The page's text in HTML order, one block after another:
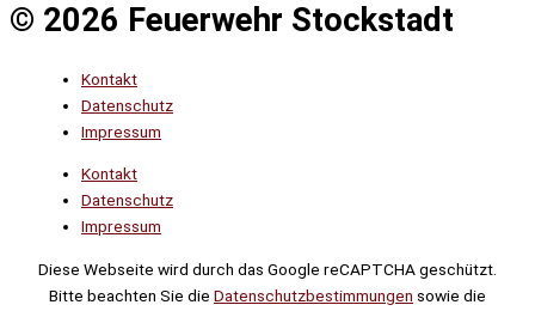
© 2026 Feuerwehr Stockstadt
Kontakt
Datenschutz
Impressum
Kontakt
Datenschutz
Impressum
Diese Webseite wird durch das Google reCAPTCHA geschützt.
Bitte beachten Sie die Datenschutzbestimmungen sowie die